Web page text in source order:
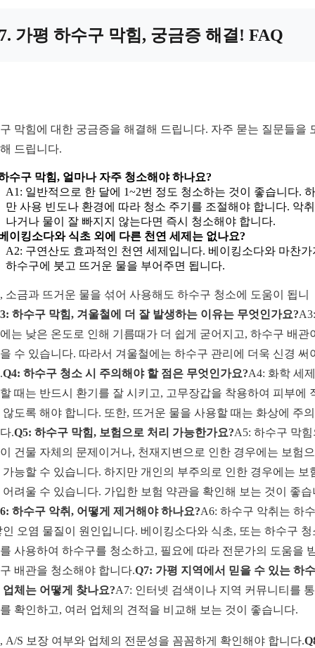
가평 하수구 막힘, 궁금증 해결! FAQ
막힘에 대한 궁금증을 해결해 드립니다. 자주 묻는 질문들을
드립니다.
수구 막힘, 얼마나 자주 청소해야 하나요?
A1: 일반적으로 한 달에 1~2번 정도 청소하는 것이 좋습니다.
만 사용 빈도나 환경에 따라 청소 주기를 조절해야 합니다. 악
나거나 물이 잘 빠지지 않는다면 즉시 청소해야 합니다.
이킹소다와 식초 외에 다른 천연 세제는 없나요?
A2: 구연산도 효과적인 천연 세제입니다. 베이킹소다와 마찬가
하수구에 붓고 뜨거운 물을 부어주면 됩니다.
소금과 뜨거운 물을 섞어 사용해도 하수구 청소에 도움이 됩니
하수구 막힘, 겨울철에 더 잘 발생하는 이유는 무엇인가요?
는 낮은 온도로 인해 기름때가 더 쉽게 굳어지고, 하수구 배관
수 있습니다. 따라서 겨울철에는 하수구 관리에 더욱 신경 써
Q4: 하수구 청소 시 주의해야 할 점은 무엇인가요?A4: 화학 세
때는 반드시 환기를 잘 시키고, 고무장갑을 착용하여 피부에
않도록 해야 합니다. 또한, 뜨거운 물을 사용할 때는 화상에 주
.Q5: 하수구 막힘, 보험으로 처리 가능한가요?A5: 하수구 막
건물 자체의 문제이거나, 천재지변으로 인한 경우에는 보험
가능할 수 있습니다. 하지만 개인의 부주의로 인한 경우에는 보
어려울 수 있습니다. 가입한 보험 약관을 확인해 보는 것이 좋습
하수구 악취, 어떻게 제거해야 하나요?A6: 하수구 악취는 하
인 오염 물질이 원인입니다. 베이킹소다와 식초, 또는 하수구 청
사용하여 하수구를 청소하고, 필요에 따라 전문가의 도움을
배관을 청소해야 합니다.Q7: 가평 지역에서 믿을 수 있는 하
업체는 어떻게 찾나요?A7: 인터넷 검색이나 지역 커뮤니티를
확인하고, 여러 업체의 견적을 비교해 보는 것이 좋습니다.
A/S 보장 여부와 업체의 전문성을 꼼꼼하게 확인해야 합니다.